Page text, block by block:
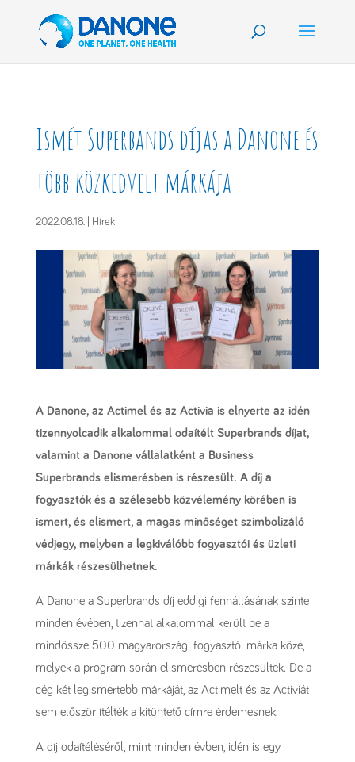
Ismét Superbands díjas a Danone és
több közkedvelt márkája
2022.08.18.| Hírek
A Danone, az Actimel és az Activia is elnyerte az idén
tizennyolcadik alkalommal odaítélt Superbrands díjat,
valamint a Danone vállalatként a Business
Superbrands elismerésben is részesült. A díj a
fogyasztók és a szélesebb közvélemény körében is
ismert, és elismert, a magas minőséget szimbolizáló
védjegy, melyben a legkiválóbb fogyasztói és üzleti
márkák részesülhetnek.
A Danone a Superbrands díj eddigi fennállásának szinte
minden évében, tizenhat alkalommal került be a
mindössze 500 magyarországi fogyasztói márka közé,
melyek a program során elismerésben részesültek. De a
cég két legismertebb márkáját, az Actimelt és az Activiát
sem először ítélték a kitüntető címre érdemesnek.
A díj odaítéléséről, mint minden évben, idén is egy